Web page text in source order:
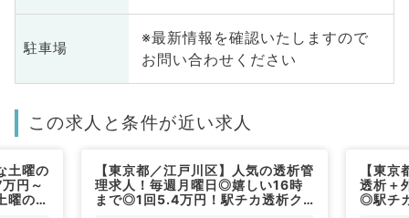
駐車場
※最新情報を確認いたしますので
お問い合わせください
この求人と条件が近い求人
土曜の
円～
曜のご
【東京都／江戸川区】人気の透析管
理求人！毎週月曜日◎嬉しい16時
まで◎1回5.4万円！駅チカ透析ク
【東
透析＋
◎駅チ